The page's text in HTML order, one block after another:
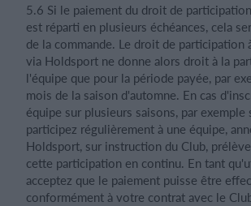
5.6 Si le paiement du droit de
est réparti en plusieurs échéances, cela
de la commande. Le droit de participation
via Holdsport ne donne alors droit à la
l'équipe que pour la période payée, par
mois de la saison d'automne. En cas
équipe sur plusieurs saisons, par exemple
participez régulièrement à une équipe,
Holdsport, sur instruction du Club,
cette participation en continu. En tant
acceptez que le paiement puisse être
conformément à votre contrat avec le